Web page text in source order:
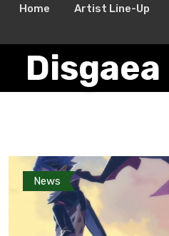
Home Artist Line-Up
News